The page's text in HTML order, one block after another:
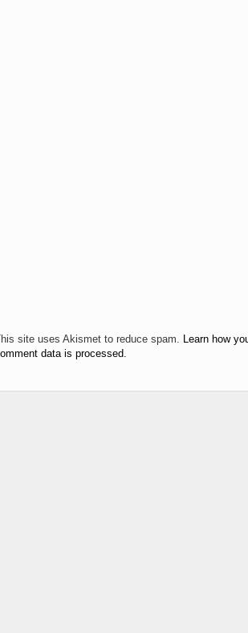
site uses Akismet to reduce spam. Learn how
data is processed.